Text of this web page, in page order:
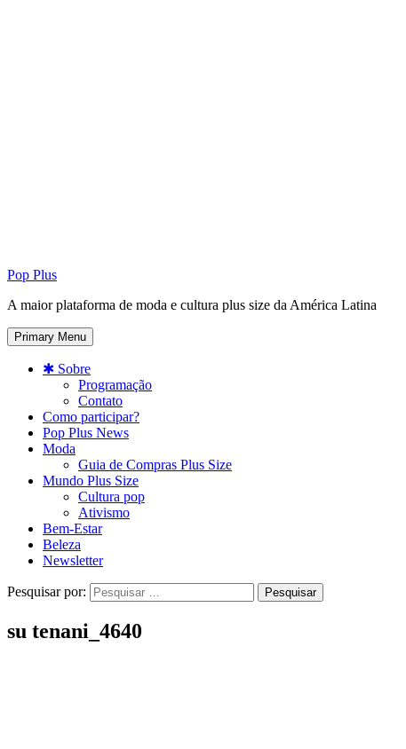
Pop Plus
A maior plataforma de moda e cultura plus size da América Latina
Primary Menu
✱ Sobre
Programação
Contato
Como participar?
Pop Plus News
Moda
Guia de Compras Plus Size
Mundo Plus Size
Cultura pop
Ativismo
Bem-Estar
Beleza
Newsletter
Pesquisar por:
su tenani_4640